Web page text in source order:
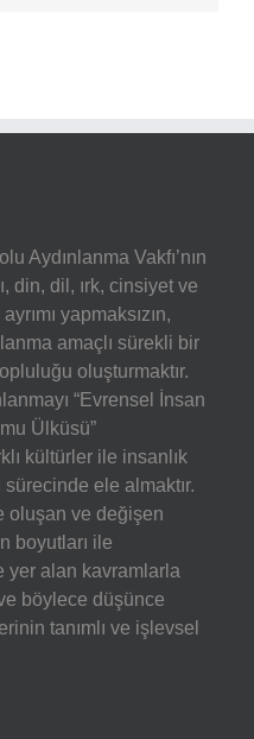
Aydınlanma Vakfı’nın
din, dil, ırk, cinsiyet ve
yapmaksızın,
amaçlı sürekli bir
oluşturmaktır.
“Evrensel İnsan
Ülküsü”
kültürler ile insanlık
sürecinde ele almaktır.
oluşan ve değişen
boyutları ile
yer alan kavramlarla
böylece düşünce
tanımlı ve işlevsel